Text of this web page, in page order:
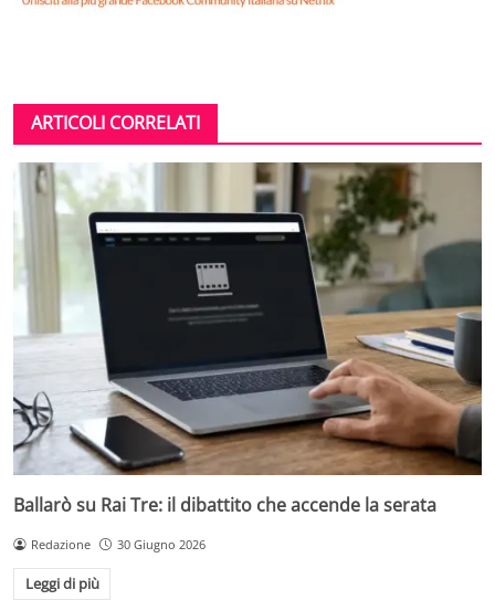
ARTICOLI CORRELATI
Ballarò su Rai Tre: il dibattito che accende la serata
Redazione 30 Giugno 2026
Leggi di più